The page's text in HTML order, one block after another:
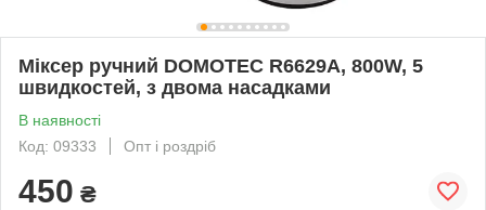
Міксер ручний DOMOTEC R6629A, 800W, 5
швидкостей, з двома насадками
В наявності
Код: 09333
Опт і роздріб
450 ₴